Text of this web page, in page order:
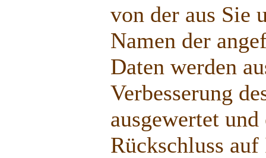
von der aus Sie
Namen der
Daten werden
Verbesserung
ausgewertet
Rückschluss